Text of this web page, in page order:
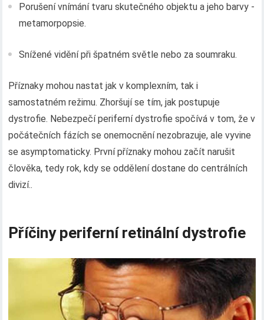
Porušení vnímání tvaru skutečného objektu a jeho barvy -
metamorpopsie.
Snížené vidění při špatném světle nebo za soumraku.
Příznaky mohou nastat jak v komplexním, tak i
samostatném režimu. Zhoršují se tím, jak postupuje
dystrofie. Nebezpečí periferní dystrofie spočívá v tom, že v
počátečních fázích se onemocnění nezobrazuje, ale vyvine
se asymptomaticky. První příznaky mohou začít narušit
člověka, tedy rok, kdy se oddělení dostane do centrálních
divizí..
Příčiny periferní retinální dystrofie